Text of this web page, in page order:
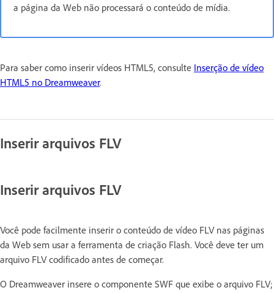
a página da Web não processará o conteúdo de mídia.
Para saber como inserir vídeos HTML5, consulte Inserção de vídeo
HTML5 no Dreamweaver.
Inserir arquivos FLV
Inserir arquivos FLV
Você pode facilmente inserir o conteúdo de vídeo FLV nas páginas
da Web sem usar a ferramenta de criação Flash. Você deve ter um
arquivo FLV codificado antes de começar.
O Dreamweaver insere o componente SWF que exibe o arquivo FLV;